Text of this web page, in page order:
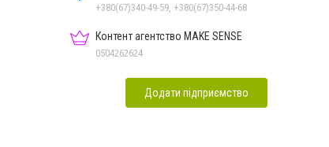
+380(67)340-49-59, +380(67)350-44-68
Контент агентство MAKE SENSE
0504262624
Додати підприємство